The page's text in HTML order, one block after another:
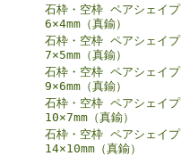
石枠・空枠 ペアシェイプ
6×4mm（真鍮）
石枠・空枠 ペアシェイプ
7×5mm（真鍮）
石枠・空枠 ペアシェイプ
9×6mm（真鍮）
石枠・空枠 ペアシェイプ
10×7mm（真鍮）
石枠・空枠 ペアシェイプ
14×10mm（真鍮）